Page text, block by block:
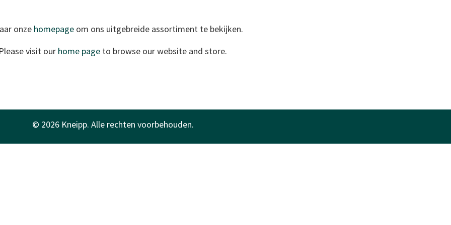
onze homepageom ons uitgebreide assortiment te bekijken.
visit our home page to browse our website and store.
© 2026 Kneipp. Alle rechten voorbehouden.